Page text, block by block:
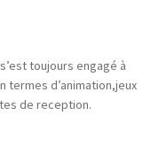
s’est toujours engagé à
termes d’animation,jeux
de reception.